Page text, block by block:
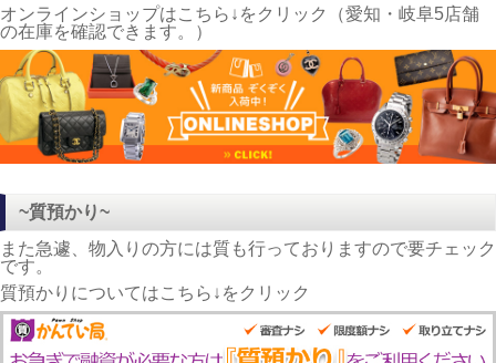
オンラインショップはこちら↓をクリック（愛知・岐阜5店舗
の在庫を確認できます。）
~質預かり~
また急遽、物入りの方には質も行っておりますので要チェック
です。
質預かりについてはこちら↓をクリック